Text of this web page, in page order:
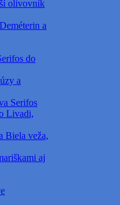
olivovník
a
do
a
Serifos
Livadi,
Biela veža,
aj